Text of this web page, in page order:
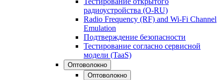
радиоустройства (O-RU)
Radio Frequency (RF) and Wi-Fi Channel
Emulation
Подтверждение безопасности
Тестирование согласно сервисной
модели (TaaS)
Оптоволокно
Оптоволокно